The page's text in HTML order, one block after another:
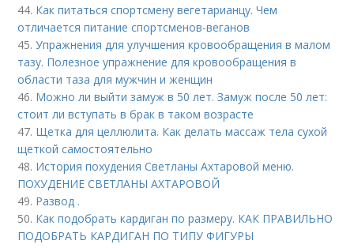
44. Как питаться спортсмену вегетарианцу. Чем
отличается питание спортсменов-веганов
45.Упражнения для улучшения кровообращения в малом
тазу. Полезное упражнение для кровообращения в
области таза для мужчин и женщин
46. Можно ли выйти замуж в 50 лет. Замуж после 50 лет:
стоит ли вступать в брак в таком возрасте
47. Щетка для целлюлита. Как делать массаж тела сухой
щеткой самостоятельно
48. История похудения Светланы Ахтаровой меню.
ПОХУДЕНИЕ СВЕТЛАНЫ АХТАРОВОЙ
49. Развод .
50. Как подобрать кардиган по размеру. КАК ПРАВИЛЬНО
ПОДОБРАТЬ КАРДИГАН ПО ТИПУ ФИГУРЫ